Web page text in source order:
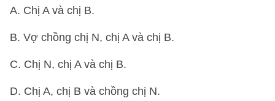
A. Chị A và chị B.
B. Vợ chồng chị N, chị A và chị B.
C. Chị N, chị A và chị B.
D. Chị A, chị B và chồng chị N.